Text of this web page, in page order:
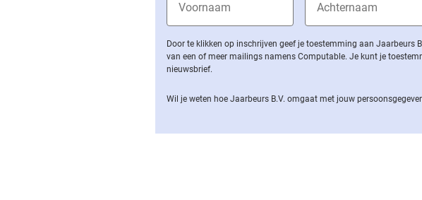
Door te klikken op inschrijven geef je toestemming aan Jaarbeurs
van een of meer mailings namens Computable. Je kunt je
nieuwsbrief.
Wil je weten hoe Jaarbeurs B.V. omgaat met jouw